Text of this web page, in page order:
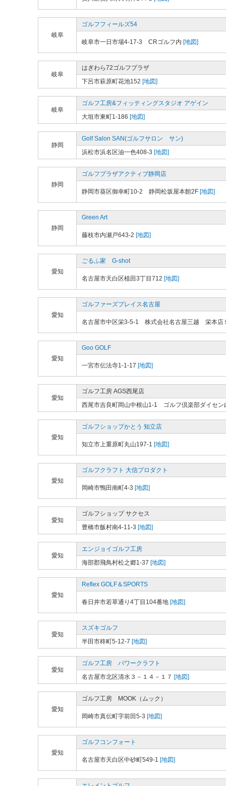
岐阜
ゴルフフィールズ54
岐阜市一日市場4-17-3 CRゴルフ内 [地図]
岐阜
はぎわら72ゴルフプラザ
下呂市萩原町花池152 [地図]
岐阜
ゴルフ工房&フィッティングスタジオ アゲイン
大垣市東町1-186 [地図]
静岡
Golf Salon SAN(ゴルフサロン サン)
浜松市浜名区油一色408-3 [地図]
静岡
ゴルフプラザアクティブ静岡店
静岡市葵区御幸町10-2 静岡松坂屋本館2F [地図]
静岡
Green Art
藤枝市内瀬戸643-2 [地図]
愛知
ごるふ家 G-shot
名古屋市天白区植田3丁目712 [地図]
愛知
ゴルファーズプレイス名古屋
名古屋市中区栄3-5-1 株式会社名古屋三越 栄本店
愛知
Goo GOLF
一宮市伝法寺1-1-17 [地図]
愛知
ゴルフ工房 AGS西尾店
西尾市吉良町岡山中根山1-1 ゴルフ倶楽部ダイセン
愛知
ゴルフショップかとう 知立店
知立市上重原町丸山197-1 [地図]
愛知
ゴルフクラフト 大信プロダクト
岡崎市鴨田南町4-3 [地図]
愛知
ゴルフショップ サクセス
豊橋市飯村南4-11-3 [地図]
愛知
エンジョイゴルフ工房
海部郡飛鳥村松之郷1-37 [地図]
愛知
Reflex GOLF＆SPORTS
春日井市若草通り4丁目104番地 [地図]
愛知
スズキゴルフ
半田市柊町5-12-7 [地図]
愛知
ゴルフ工房 パワークラフト
名古屋市北区清水３－１４－１７ [地図]
愛知
ゴルフ工房 MOOK（ムック）
岡崎市真伝町字前田5-3 [地図]
愛知
ゴルフコンフォート
名古屋市天白区中砂町549-1 [地図]